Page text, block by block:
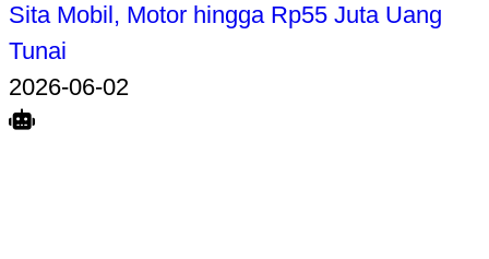
Sita Mobil, Motor hingga Rp55 Juta Uang
Tunai
2026-06-02